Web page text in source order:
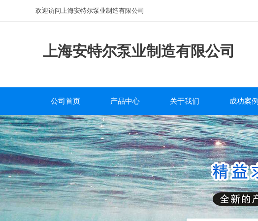
欢迎访问上海安特尔泵业制造有限公司
上海安特尔泵业制造有限公司
公司首页 产品中心
磁力泵
离心泵
自吸泵
排污泵
管道泵
砂浆泵
关于我们
公司简介
企业文化
服务中心
研发团队
成功案例
工程案例